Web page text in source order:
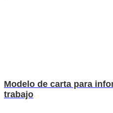
Modelo de carta para
trabajo